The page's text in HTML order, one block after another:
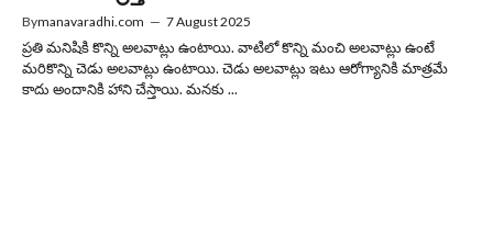
Bymanavaradhi.com — 7 August 2025
ప్రతి మనిషికి కొన్ని అలవాట్లు ఉంటాయి. వాటిలో కొన్ని మంచి అలవాట్లు ఉంటే
మరికొన్ని చెడు అలవాట్లు ఉంటాయి. చెడు అలవాట్లు ఇటు ఆరోగ్యానికి మాత్రమే
కాదు అందానికి హాని చేస్తాయి. మనకు ...